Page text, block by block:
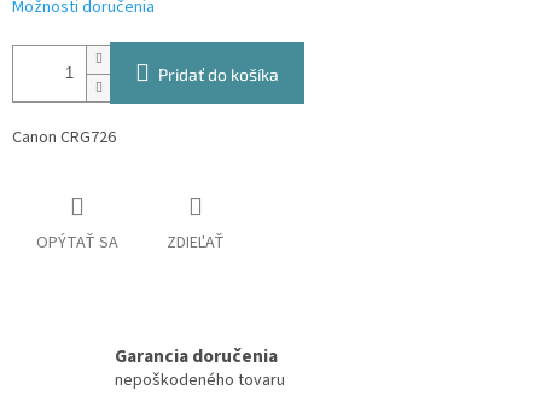
Možnosti doručenia
Pridať do košíka
Canon CRG726
OPÝTAŤ SA ZDIEĽAŤ
Garancia doručenia
nepoškodeného tovaru